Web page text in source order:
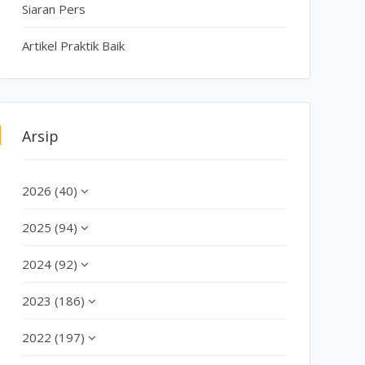
Siaran Pers
Artikel Praktik Baik
Arsip
2026 (40)
2025 (94)
2024 (92)
2023 (186)
2022 (197)